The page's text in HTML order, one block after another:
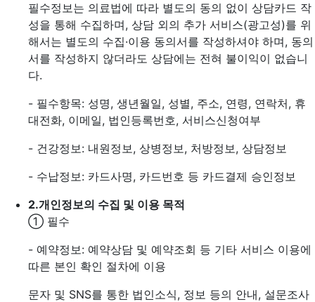
필수정보는 의료법에 따라 별도의 동의 없이 상담카드 작
성을 통해 수집하며, 상담 외의 추가 서비스(광고성)를 위
해서는 별도의 수집·이용 동의서를 작성하셔야 하며, 동의
서를 작성하지 않더라도 상담에는 전혀 불이익이 없습니
다.
- 필수항목: 성명, 생년월일, 성별, 주소, 연령, 연락처, 휴
대전화, 이메일, 법인등록번호, 서비스신청여부
- 건강정보: 내원정보, 상병정보, 처방정보, 상담정보
- 수납정보: 카드사명, 카드번호 등 카드결제 승인정보
2.개인정보의 수집 및 이용 목적
① 필수
- 예약정보: 예약상담 및 예약조회 등 기타 서비스 이용에
따른 본인 확인 절차에 이용
문자 및 SNS를 통한 법인소식, 정보 등의 안내, 설문조사